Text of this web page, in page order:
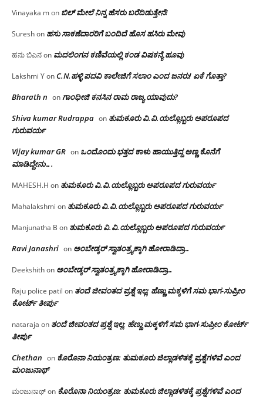
Vinayaka mon ಬಿಲ್ ಮೇಲೆ ನಿನ್ನ ಹೆಸರು ಬರೆದಿಡುತ್ತೇನೆ!
Sureshon ಹಸು ಸಾಕಣೆದಾರರಿಗೆ ಬಂದಿದೆ ಹೊಸ ಹಸಿರು ಮೇವು
ಹನು ಬಿಎನon ಮದಲಿಂಗನ ಕಣಿವೆಯಲ್ಲಿ ಕಂಡ ವಿಷಕನ್ಯೆ ಹೂವು
Lakshmi YonC.N.ಹಳ್ಳಿ ಪದವಿ ಕಾಲೇಜಿಗೆ ಸಲಾಂ‌ ಎಂದ ಜನರು! ಏಕೆ ಗೊತ್ತಾ?
Bharath n onಗಾಂಧೀಜಿ ಕನಸಿನ ರಾಮ ರಾಜ್ಯ ಯಾವುದು?
Shiva kumar Rudrappa on ತುಮಕೂರು‌ ವಿ.ವಿ.ಯಲ್ಲೊಬ್ಬರು ಅಪರೂಪದ
ಗುರುವರ್ಯ
Vijay kumar GR on ಒಂದೊಂದು ಭತ್ತದ ಕಾಳು ಹಾಯುತ್ತಿದ್ದ ಅಣ್ಣ ಕೊನೆಗೆ
ಮಾಡಿದ್ದೇನು….
MAHESH.H on ತುಮಕೂರು‌ ವಿ.ವಿ.ಯಲ್ಲೊಬ್ಬರು ಅಪರೂಪದ ಗುರುವರ್ಯ
Mahalakshmi on ತುಮಕೂರು‌ ವಿ.ವಿ.ಯಲ್ಲೊಬ್ಬರು ಅಪರೂಪದ ಗುರುವರ್ಯ
Manjunatha B on ತುಮಕೂರು‌ ವಿ.ವಿ.ಯಲ್ಲೊಬ್ಬರು ಅಪರೂಪದ ಗುರುವರ್ಯ
Ravi Janashri on ಅಂಬೇಡ್ಕರ್ ಸ್ವಾತಂತ್ರ್ಯಕ್ಕಾಗಿ ಹೋರಾಡಿದ್ರಾ…
Deekshithon ಅಂಬೇಡ್ಕರ್ ಸ್ವಾತಂತ್ರ್ಯಕ್ಕಾಗಿ ಹೋರಾಡಿದ್ರಾ…
Raju police patil on ತಂದೆ ಜೀವಂತದ ಪ್ರಶ್ನೆ ಇಲ್ಲ: ಹೆಣ್ಣು ಮಕ್ಕಳಿಗೆ ಸಮ ಭಾಗ-ಸುಪ್ರೀಂ
ಕೋರ್ಟ್ ತೀರ್ಪು
nataraja on ತಂದೆ ಜೀವಂತದ ಪ್ರಶ್ನೆ ಇಲ್ಲ: ಹೆಣ್ಣು ಮಕ್ಕಳಿಗೆ ಸಮ ಭಾಗ-ಸುಪ್ರೀಂ ಕೋರ್ಟ್
ತೀರ್ಪು
Chethan on ಕೊರೊನಾ ನಿಯಂತ್ರಣ: ತುಮಕೂರು ಜಿಲ್ಲಾಡಳಿತಕ್ಕೆ ಪ್ರಶ್ನೆಗಳಿವೆ ಎಂದ
ಮಂಜು‌ನಾಥ್
ಮಂಜುನಾಥ್on ಕೊರೊನಾ ನಿಯಂತ್ರಣ: ತುಮಕೂರು ಜಿಲ್ಲಾಡಳಿತಕ್ಕೆ ಪ್ರಶ್ನೆಗಳಿವೆ ಎಂದ